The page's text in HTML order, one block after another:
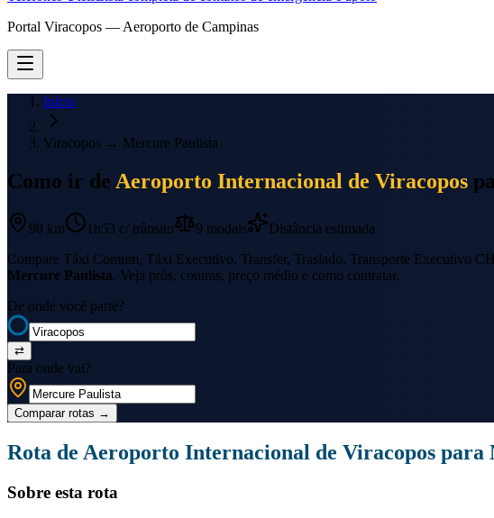
Portal Viracopos — Aeroporto de Campinas
Início
Viracopos → Mercure Paulista
Como ir de Aeroporto Internacional de Viracopos
98 km 1h53 c/ trânsito 9 modais
Distância estimada
Compare Táxi Comum, Táxi Executivo, Transfer, Traslado, Transporte Executivo
Mercure Paulista. Veja prós, contras, preço médio e como contratar.
De onde você parte?
⇄
Para onde vai?
Comparar rotas →
Rota de Aeroporto Internacional de Viracopos para
Sobre esta rota